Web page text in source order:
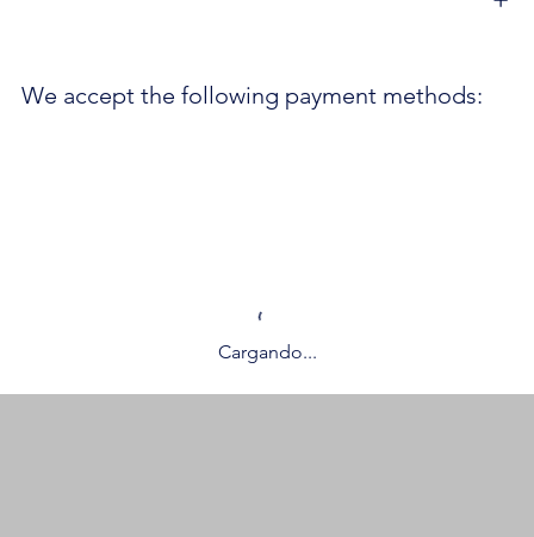
Cargando...
We accept the following payment methods: